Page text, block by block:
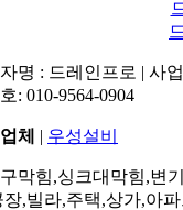
명 : 드레인프로 | 사
: 010-9564-0904
체 | 우성설비
막힘,싱크대막힘,변
장,빌라,주택,상가,아파